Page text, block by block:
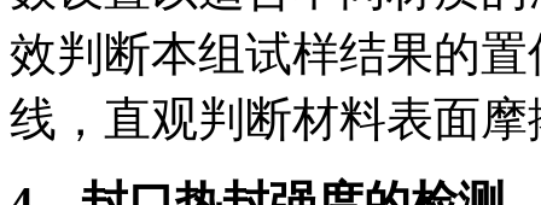
效判断本组试样结果的
线，直观判断材料表面